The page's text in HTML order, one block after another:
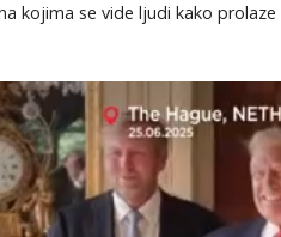
kojima se vide ljudi kako